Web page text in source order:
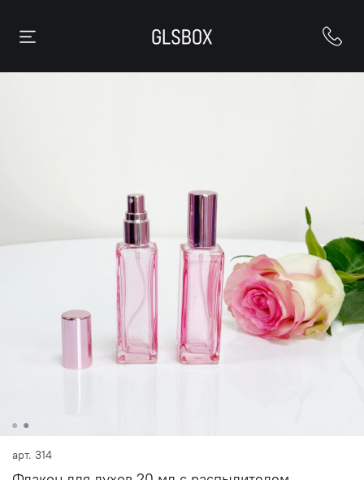
арт. 314